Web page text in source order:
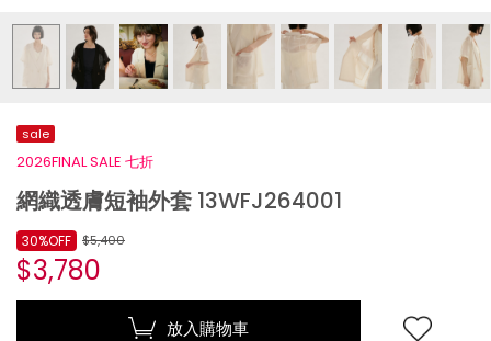
sale
2026FINAL SALE 七折
網織透膚短袖外套 13WFJ264001
$5,400
$3,780
30%OFF
放入購物車